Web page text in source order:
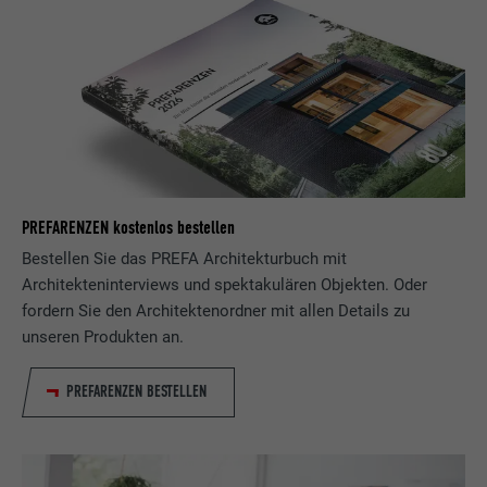
PREFARENZEN kostenlos bestellen
Bestellen Sie das PREFA Architekturbuch mit
Architekteninterviews und spektakulären Objekten. Oder
fordern Sie den Architektenordner mit allen Details zu
unseren Produkten an.
PREFARENZEN BESTELLEN
LinkedIn
EXPIRATION
Est utilisé pour garantir que le même
attribut SameSite est disponible pour
tous les cookies dans ce navigateur
NOM _fbp
FOURNISSEUR Facebook
EXPIRATION 3 mois
UTILITÉ
Est utilisé par Facebook pour afficher